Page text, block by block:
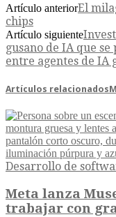
Artículo anteriorEl
chips
Artículo siguiente
gusano de IA que
entre agentes de IA
Artículos relacionados
Desarrollo de
Meta lanza
trabajar con